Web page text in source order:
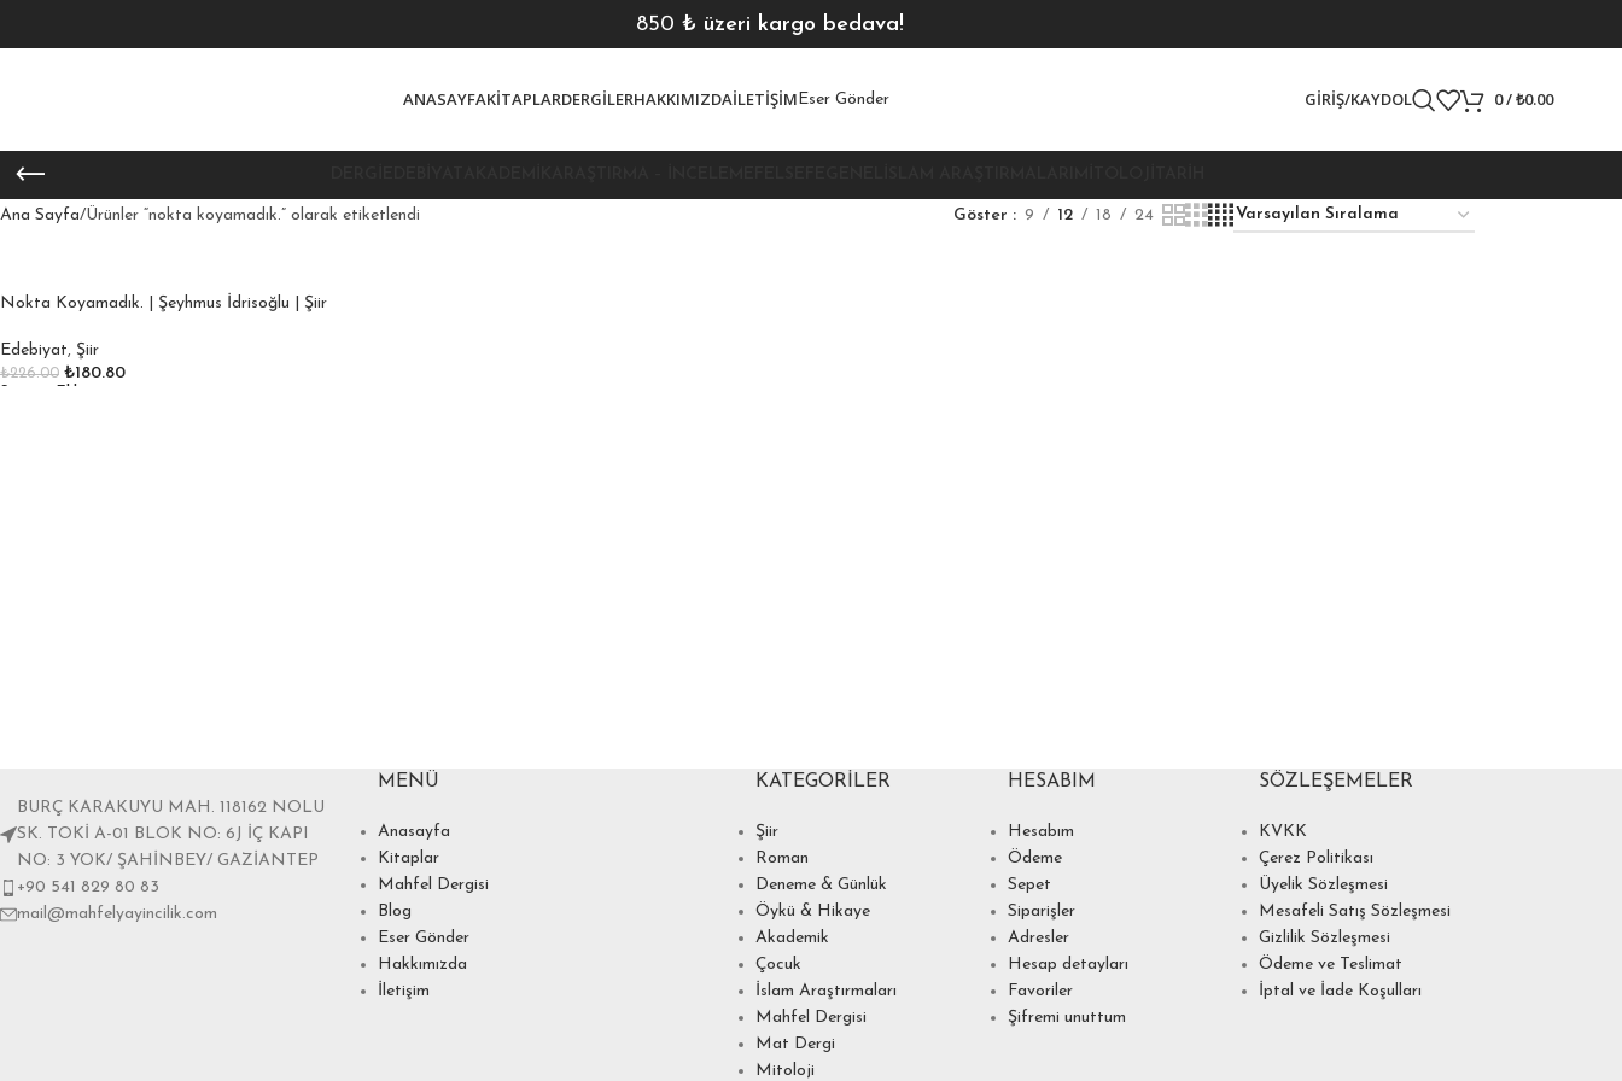
850₺ üzeri kargo bedava!
ANASAYFAKITAPLARDERGILERHAKKIMIZDAİLETIŞIM Eser Gönder GIRIŞ/KAYDOL 0/₺0.00
Ana Sayfa Ürünler “nokta koyamadık.” olarak etiketlendi Göster 9 12 18 24
Nokta Koyamadık. | Şeyhmus İdrisoğlu | Şiir
Edebiyat, Şiir
₺226.00 ₺180.80
BURÇ KARAKUYU MAH. 118162 NOLU
SK. TOKİ A-01 BLOK NO: 6J İÇ KAPI
NO: 3 YOK/ ŞAHİNBEY/ GAZİANTEP
+90 541 829 80 83
mail@mahfelyayincilik.com
MENÜ
Anasayfa
Kitaplar
Mahfel Dergisi
Blog
Eser Gönder
Hakkımızda
İletişim
KATEGORILER
Şiir
Roman
Deneme & Günlük
Öykü & Hikaye
Akademik
Çocuk
İslam Araştırmaları
Mahfel Dergisi
Mat Dergi
Mitoloji
HESABIM
Hesabım
Ödeme
Sepet
Siparişler
Adresler
Hesap detayları
Favoriler
Şifremi unuttum
SÖZLEŞEMELER
KVKK
Çerez Politikası
Üyelik Sözleşmesi
Mesafeli Satış Sözleşmesi
Gizlilik Sözleşmesi
Ödeme ve Teslimat
İptal ve İade Koşulları